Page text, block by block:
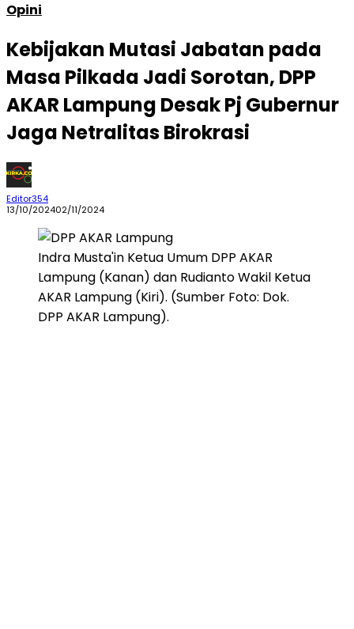
Opini
Kebijakan Mutasi Jabatan pada
Masa Pilkada Jadi Sorotan, DPP
AKAR Lampung Desak Pj Gubernur
Jaga Netralitas Birokrasi
Editor354
13/10/202402/11/2024
Indra Musta'in Ketua Umum DPP AKAR
Lampung (Kanan) dan Rudianto Wakil Ketua
AKAR Lampung (Kiri). (Sumber Foto: Dok.
DPP AKAR Lampung).